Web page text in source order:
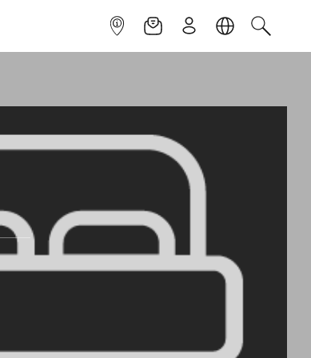
INFOPOINTNEWSLETTER
ISCRIVITILINGUACERCA